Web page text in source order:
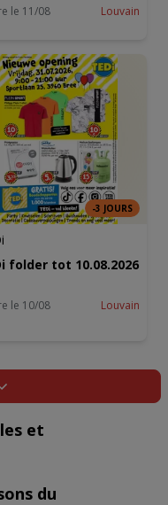
le 11/08 Louvain
-3 JOURS
folder tot 10.08.2026
le 10/08 Louvain
et
du